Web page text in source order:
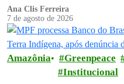
2025…
Ana Clis Ferreira
7 de agosto de 2026
Amazônia Greenpeace
Institucional